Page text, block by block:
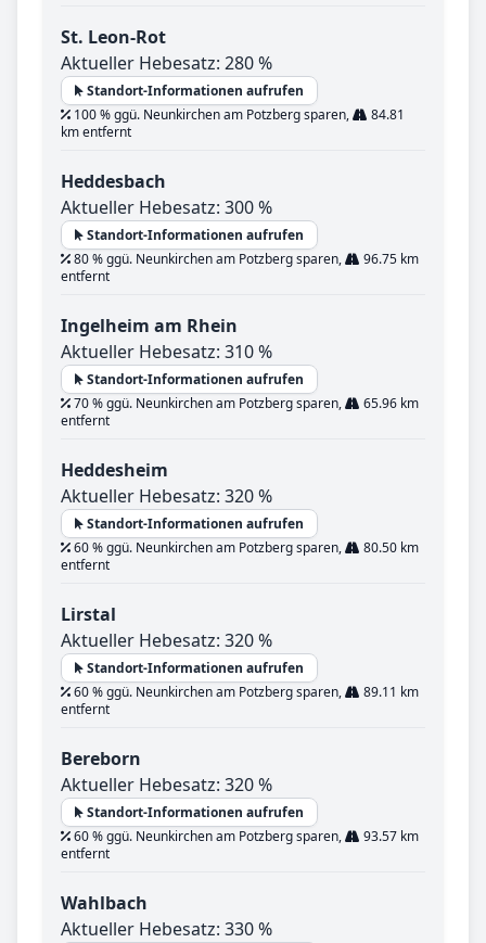
St. Leon-Rot
Aktueller Hebesatz: 280 %
Standort-Informationen aufrufen
100 % ggü. Neunkirchen am Potzberg sparen,
84.81
km entfernt
Heddesbach
Aktueller Hebesatz: 300 %
Standort-Informationen aufrufen
80 % ggü. Neunkirchen am Potzberg sparen,
96.75 km
entfernt
Ingelheim am Rhein
Aktueller Hebesatz: 310 %
Standort-Informationen aufrufen
70 % ggü. Neunkirchen am Potzberg sparen,
65.96 km
entfernt
Heddesheim
Aktueller Hebesatz: 320 %
Standort-Informationen aufrufen
60 % ggü. Neunkirchen am Potzberg sparen,
80.50 km
entfernt
Lirstal
Aktueller Hebesatz: 320 %
Standort-Informationen aufrufen
60 % ggü. Neunkirchen am Potzberg sparen,
89.11 km
entfernt
Bereborn
Aktueller Hebesatz: 320 %
Standort-Informationen aufrufen
60 % ggü. Neunkirchen am Potzberg sparen,
93.57 km
entfernt
Wahlbach
Aktueller Hebesatz: 330 %